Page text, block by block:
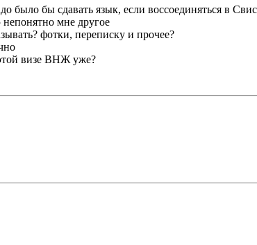
бы сдавать язык, если воссоединяться в
непонятно мне другое
фотки, переписку и прочее?
визе ВНЖ уже?